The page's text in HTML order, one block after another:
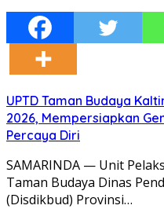
UPTD Taman Budaya
2026, Mempersiapkan
Percaya Diri
SAMARINDA — Unit
Taman Budaya Dinas
(Disdikbud) Provinsi…